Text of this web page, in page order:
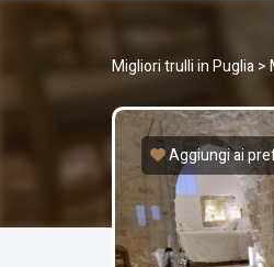
Migliori trulli in Puglia>
Aggiungi ai